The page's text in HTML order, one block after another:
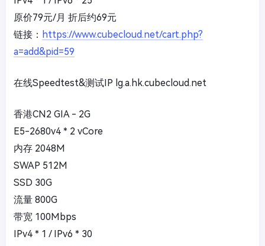
原价79元/月 折后约69元
链接： https://www.cubecloud.net/cart.php?
a=add&pid=59
在线Speedtest&测试IP lg.a.hk.cubecloud.net
香港CN2 GIA - 2G
E5-2680v4 * 2 vCore
内存 2048M
SWAP 512M
SSD 30G
流量 800G
带宽 100Mbps
IPv4 * 1 / IPv6 * 30